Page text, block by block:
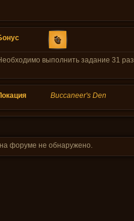
выполнить задание 31 раз
Buccaneer's Den
форуме не обнаружено.